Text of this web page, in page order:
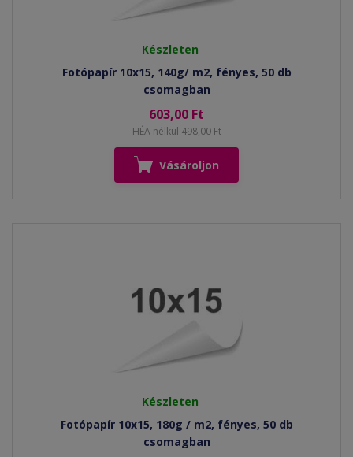
Készleten
Fotópapír 10x15, 140g/ m2, fényes, 50 db
csomagban
603,00 Ft
HÉA nélkül 498,00 Ft
Vásároljon
Készleten
Fotópapír 10x15, 180g / m2, fényes, 50 db
csomagban